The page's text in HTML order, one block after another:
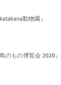
katakana動物園』
鳥のもの博覧会 2020』